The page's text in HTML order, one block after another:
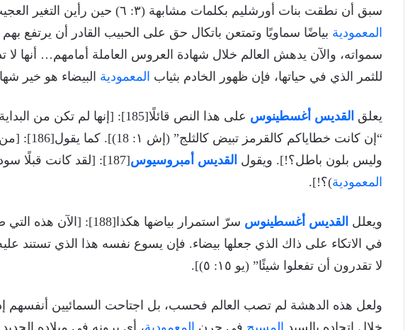
سبق أن نطقت بنات أورشليم بكلمات مشابهة (٣: ٦) حين رأين التغير العجيب في حياة المؤمنين، وقد أعطتهن
المعمودية بياضًا سماويًا وتمتعن باتكال حق على الحبيب القادر أن يرتفع
سمواته، والآن يدهش العالم خلال شهادة العروس العاملة أمامهم… أنها
للثمر الذي في حياتها، فإن ظهور الخادم بثياب المعمودية البيضاء هو خير
يعلق القديس أغسطينوس
على هذا النص قائلًا[185]: [إنها لم
“إن كانت
وليس بلون باطل؟!]. ويقول القديس أمبروسيوس[187]: [لقد كانت قبلًا سوداء، فكيف صارت بيضاء فجأة (خلال
المعمودية)؟!].
ويعلل القديس أغسطينوس
سرّ استمرار بياضها
في الاتكاء على ذاك الذي جعلها بيضاء. فإن يسوع نفسه هذا الذي تستند
لا تقدرون أن تفعلوا شيئًا” (يو ١٥: ٥)].
ولعل هذه الدهشة لم تصب العالم فحسب، بل اجتاحت السمائيين أنفسهم
خلال اتحاده بالسيد المسيح في جرن المعمودية، أي يرونه في ميلاده